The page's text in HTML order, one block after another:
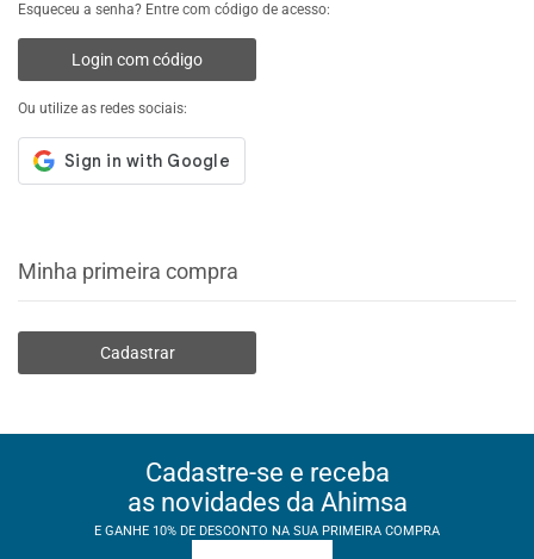
Esqueceu a senha? Entre com código de acesso:
Login com código
Ou utilize as redes sociais:
Minha primeira compra
Cadastrar
Cadastre-se e receba
as novidades da Ahimsa
E GANHE 10% DE DESCONTO NA SUA PRIMEIRA COMPRA